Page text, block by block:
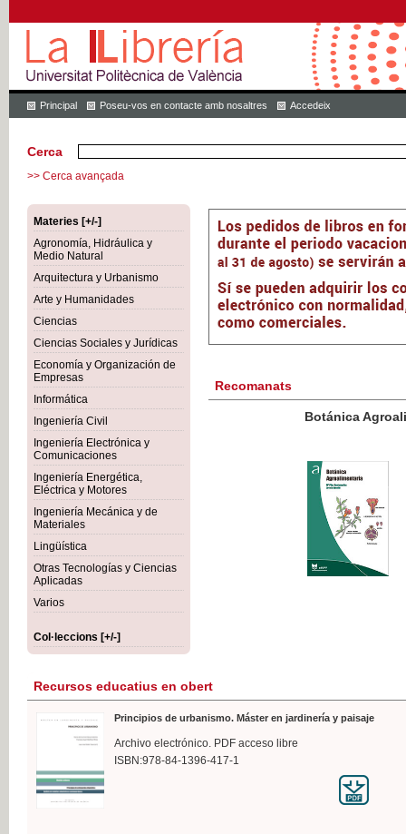
Principal Poseu-vos en contacte amb nosaltres Accedeix
Cerca
>> Cerca avançada
Materies [+/-]
Agronomía, Hidráulica y
Medio Natural
Arquitectura y Urbanismo
Arte y Humanidades
Ciencias
Ciencias Sociales y Jurídicas
Economía y Organización de
Empresas
Informática
Ingeniería Civil
Ingeniería Electrónica y
Comunicaciones
Ingeniería Energética,
Eléctrica y Motores
Ingeniería Mecánica y de
Materiales
Lingüística
Otras Tecnologías y Ciencias
Aplicadas
Varios
Col·leccions [+/-]
Recomanats
Botánica Agroalimentaria
IVA
Recursos educatius en obert
Principios de urbanismo. Máster en jardinería y paisaje
Archivo electrónico. PDF acceso libre
ISBN:978-84-1396-417-1